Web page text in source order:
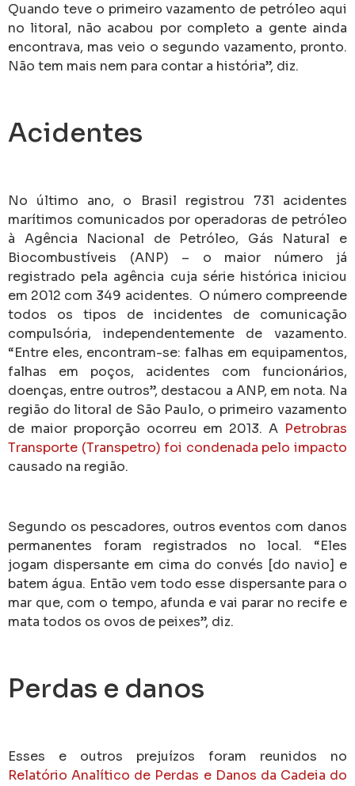
Quando teve o primeiro vazamento de petróleo aqui
no litoral, não acabou por completo a gente ainda
encontrava, mas veio o segundo vazamento, pronto.
Não tem mais nem para contar a história”, diz.
Acidentes
No último ano, o Brasil registrou 731 acidentes
marítimos comunicados por operadoras de petróleo
à Agência Nacional de Petróleo, Gás Natural e
Biocombustíveis (ANP) – o maior número já
registrado pela agência cuja série histórica iniciou
em 2012 com 349 acidentes. O número compreende
todos os tipos de incidentes de comunicação
compulsória, independentemente de vazamento.
“Entre eles, encontram-se: falhas em equipamentos,
falhas em poços, acidentes com funcionários,
doenças, entre outros”, destacou a ANP, em nota. Na
região do litoral de São Paulo, o primeiro vazamento
de maior proporção ocorreu em 2013. A Petrobras
Transporte (Transpetro) foi condenada pelo impacto
causado na região.
Segundo os pescadores, outros eventos com danos
permanentes foram registrados no local. “Eles
jogam dispersante em cima do convés [do navio] e
batem água. Então vem todo esse dispersante para o
mar que, com o tempo, afunda e vai parar no recife e
mata todos os ovos de peixes”, diz.
Perdas e danos
Esses e outros prejuízos foram reunidos no
Relatório Analítico de Perdas e Danos da Cadeia do